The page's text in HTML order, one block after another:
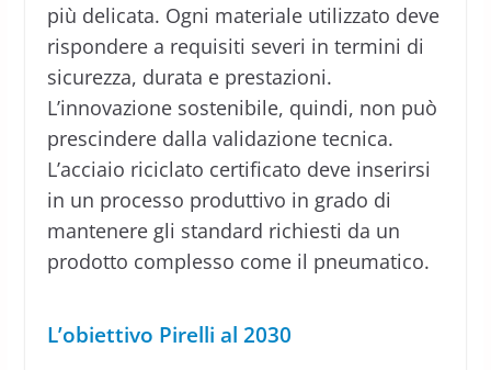
più delicata. Ogni materiale utilizzato deve
rispondere a requisiti severi in termini di
sicurezza, durata e prestazioni.
L’innovazione sostenibile, quindi, non può
prescindere dalla validazione tecnica.
L’acciaio riciclato certificato deve inserirsi
in un processo produttivo in grado di
mantenere gli standard richiesti da un
prodotto complesso come il pneumatico.
L’obiettivo Pirelli al 2030